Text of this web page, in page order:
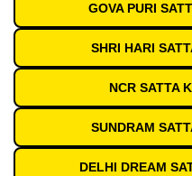
GOVA PURI
SHRI HARI
NCR SATTA
SUNDRAM
DELHI DREAM